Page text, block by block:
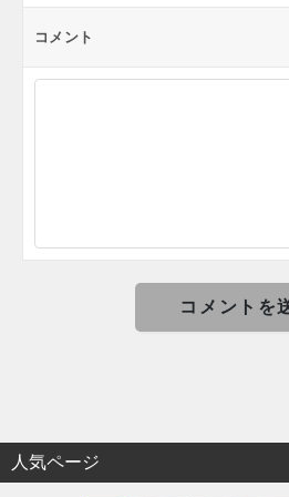
コメント
人気ページ